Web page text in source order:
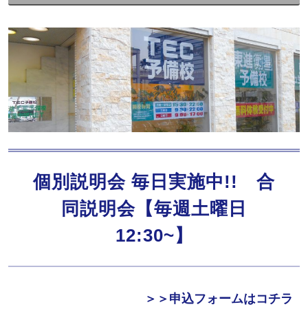
個別説明会 毎日実施中!! 合
同説明会【毎週土曜日
12:30~】
＞＞申込フォームはコチラ